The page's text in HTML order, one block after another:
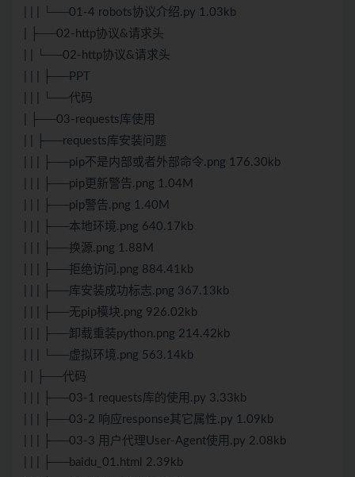
| | | └──01-4 robots协议介绍.py 1.03kb
| ├──02-http协议&请求头
| | └──02-http协议&请求头
| | | ├──PPT
| | | └──代码
| ├──03-requests库使用
| | ├──requests库安装问题
| | | ├──pip不是内部或者外部命令.png 176.30kb
| | | ├──pip更新警告.png 1.04M
| | | ├──pip警告.png 1.40M
| | | ├──本地环境.png 640.17kb
| | | ├──换源.png 1.88M
| | | ├──拒绝访问.png 884.41kb
| | | ├──库安装成功标志.png 367.13kb
| | | ├──无pip模块.png 926.02kb
| | | ├──卸载重装python.png 214.42kb
| | | └──虚拟环境.png 563.14kb
| | ├──代码
| | | ├──03-1 requests库的使用.py 3.33kb
| | | ├──03-2 响应response其它属性.py 1.09kb
| | | ├──03-3 用户代理User-Agent使用.py 2.08kb
| | | ├──baidu_01.html 2.39kb